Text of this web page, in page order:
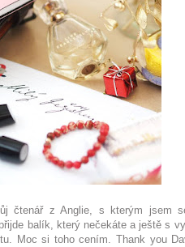
čtenář z Anglie, s kterým jsem
balík, který nečekáte a ještě s
Moc si toho cením. Thank you